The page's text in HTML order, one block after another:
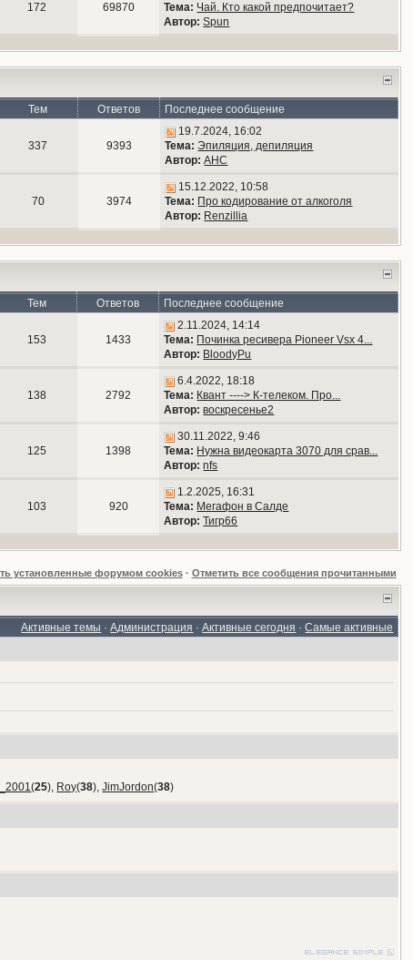
172 69870
Тема: Чай. Кто какой предпочитает?
Автор: Spun
Тем Ответов Последнее сообщение
337 9393
19.7.2024, 16:02
Тема: Эпиляция, депиляция
Автор: АНС
70 3974
15.12.2022, 10:58
Тема: Про кодирование от алкоголя
Автор: Renzillia
Тем Ответов Последнее сообщение
153 1433
2.11.2024, 14:14
Тема: Починка ресивера Pioneer Vsx 4...
Автор: BloodyPu
138 2792
6.4.2022, 18:18
Тема: Квант ----> К-телеком. Про...
Автор: воскресенье2
125 1398
30.11.2022, 9:46
Тема: Нужна видеокарта 3070 для срав...
Автор: nfs
103 920
1.2.2025, 16:31
Тема: Мегафон в Салде
Автор: Тигр66
установленные форумом cookies· Отметить все сообщения прочитанными
Активные темы ·Администрация ·Активные сегодня ·Самые активные
(25), Roy(38),JimJordon(38)